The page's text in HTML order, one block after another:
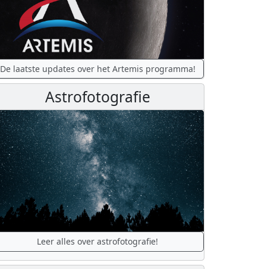
De laatste updates over het Artemis programma!
Astrofotografie
Leer alles over astrofotografie!